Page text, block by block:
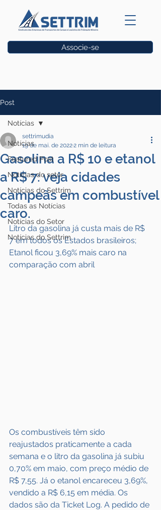
Associe-se
Post
Notícias
Featured Post
Notícias do setor
Notícias do Settrim
Todas as Notícias
Notícias do Setor
Notícias do Settrim
Notícias
Gasolina a R$ 10 e etanol
a R$ 7: veja cidades
campeãs em combustível
caro.
settrimudia
19 de mai. de 20222 min de leitura
Litro da gasolina já custa mais de R$
7 em todos os Estados brasileiros;
Etanol ficou 3,69% mais caro na
comparação com abril
Os combustíveis têm sido
reajustados praticamente a cada
semana e o litro da gasolina já subiu
0,70% em maio, com preço médio de
R$ 7,55. Já o etanol encareceu 3,69%,
vendido a R$ 6,15 em média. Os
dados são da Ticket Log. A pedido de